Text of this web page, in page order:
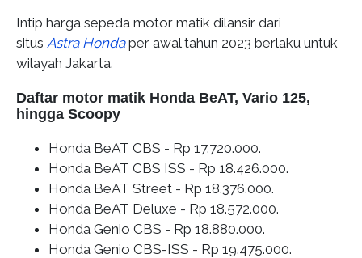
Intip harga sepeda motor matik dilansir dari
situs Astra Hondaper awal tahun 2023 berlaku untuk
wilayah Jakarta.
Daftar motor matik Honda BeAT, Vario 125,
hingga Scoopy
Honda BeAT CBS - Rp 17.720.000.
Honda BeAT CBS ISS - Rp 18.426.000.
Honda BeAT Street - Rp 18.376.000.
Honda BeAT Deluxe - Rp 18.572.000.
Honda Genio CBS - Rp 18.880.000.
Honda Genio CBS-ISS - Rp 19.475.000.